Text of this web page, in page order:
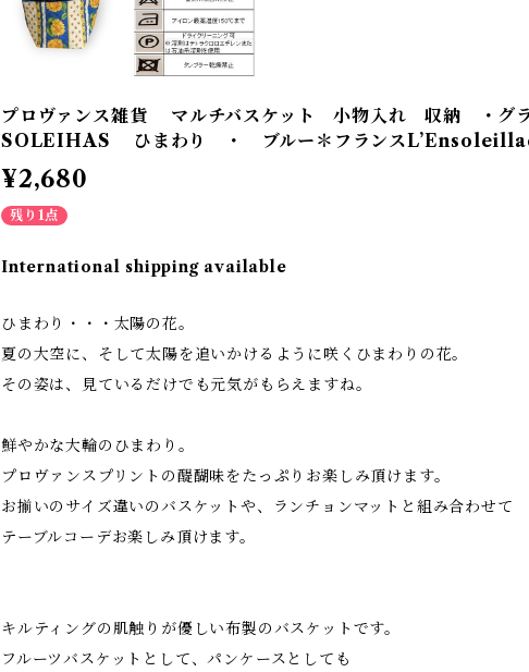
プロヴァンス雑貨 マルチバスケット 小物入れ 収納 ・
SOLEIHAS ひまわり ・ ブルー＊フランス
¥2,680
残り1点
International shipping available
ひまわり・・・太陽の花。
夏の大空に、そして太陽を追いかけるように咲くひまわりの花。
その姿は、見ているだけでも元気がもらえますね。
鮮やかな大輪のひまわり。
プロヴァンスプリントの醍醐味をたっぷりお楽しみ頂けます。
お揃いのサイズ違いのバスケットや、ランチョンマットと組み合わせて
テーブルコーデお楽しみ頂けます。
キルティングの肌触りが優しい布製のバスケットです。
フルーツバスケットとして、パンケースとしても